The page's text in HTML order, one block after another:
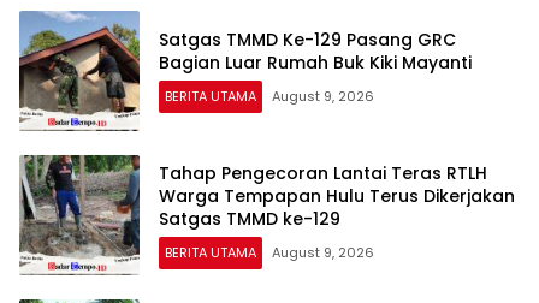
Satgas TMMD Ke-129 Pasang GRC
Bagian Luar Rumah Buk Kiki Mayanti
BERITA UTAMA August 9, 2026
Tahap Pengecoran Lantai Teras RTLH
Warga Tempapan Hulu Terus Dikerjakan
Satgas TMMD ke-129
BERITA UTAMA August 9, 2026